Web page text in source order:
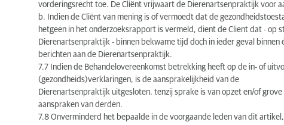
vorderingsrecht toe. De Cliënt vrijwaart de Dierenartsenpraktijk voor
b. Indien de Cliënt van mening is of vermoedt dat de
hetgeen in het onderzoeksrapport is vermeld, dient de Client dat - op
Dierenartsenpraktijk - binnen bekwame tijd doch in ieder geval
berichten aan de Dierenartsenpraktijk.
7.7 Indien de Behandelovereenkomst betrekking heeft op de in- of
(gezondheids)verklaringen, is de aansprakelijkheid van de
Dierenartsenpraktijk uitgesloten, tenzij sprake is van opzet en/of
aanspraken van derden.
7.8 Onverminderd het bepaalde in de voorgaande leden van dit